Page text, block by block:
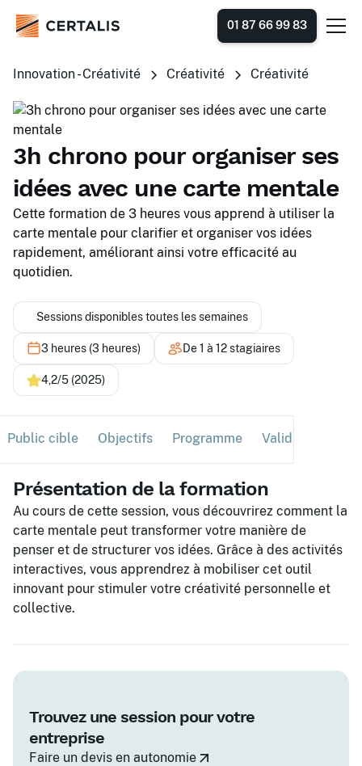
01 87 66 99 83
Innovation - Créativité Créativité Créativité
3h chrono pour organiser ses
idées avec une carte mentale
Cette formation de 3 heures vous apprend à utiliser la
carte mentale pour clarifier et organiser vos idées
rapidement, améliorant ainsi votre efficacité au
quotidien.
Sessions disponibles toutes les semaines
3 heures (3 heures) De 1 à 12 stagiaires
4,2/5 (2025)
Public cible Objectifs Programme Validation
Présentation de la formation
Au cours de cette session, vous découvrirez comment la
carte mentale peut transformer votre manière de
penser et de structurer vos idées. Grâce à des activités
interactives, vous apprendrez à mobiliser cet outil
innovant pour stimuler votre créativité personnelle et
collective.
Trouvez une session pour votre
entreprise
Faire un devis en autonomie